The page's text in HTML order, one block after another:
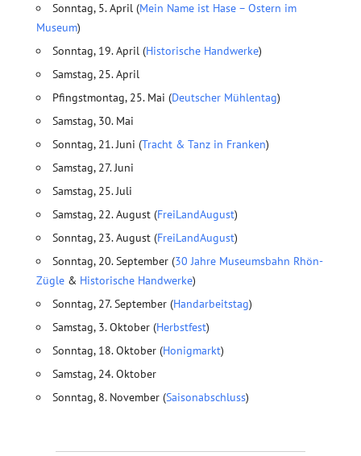
Sonntag, 5. April (Mein Name ist Hase – Ostern im
Museum)
Sonntag, 19. April (Historische Handwerke)
Samstag, 25. April
Pfingstmontag, 25. Mai (Deutscher Mühlentag)
Samstag, 30. Mai
Sonntag, 21. Juni (Tracht & Tanz in Franken)
Samstag, 27. Juni
Samstag, 25. Juli
Samstag, 22. August (FreiLandAugust)
Sonntag, 23. August (FreiLandAugust)
Sonntag, 20. September (30 Jahre Museumsbahn Rhön-
Zügle & Historische Handwerke)
Sonntag, 27. September (Handarbeitstag)
Samstag, 3. Oktober (Herbstfest)
Sonntag, 18. Oktober (Honigmarkt)
Samstag, 24. Oktober
Sonntag, 8. November (Saisonabschluss)